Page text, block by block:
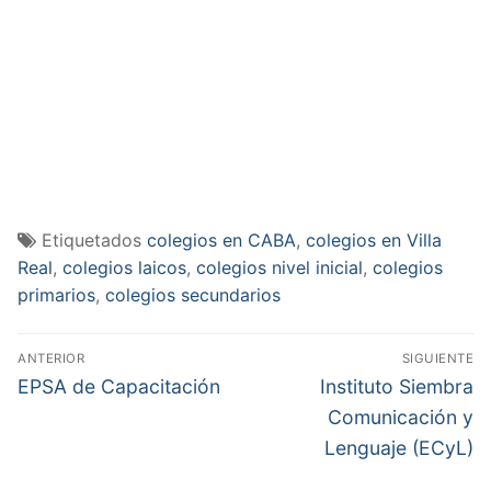
Etiquetados colegios en CABA, colegios en Villa
Real, colegios laicos, colegios nivel inicial, colegios
primarios, colegios secundarios
Navegación
de
ANTERIOR
Entrada
EPSA de Capacitación
SIGUIENTE
Entrada
siguiente:
Instituto Siembra
Comunicación y
Lenguaje (ECyL)